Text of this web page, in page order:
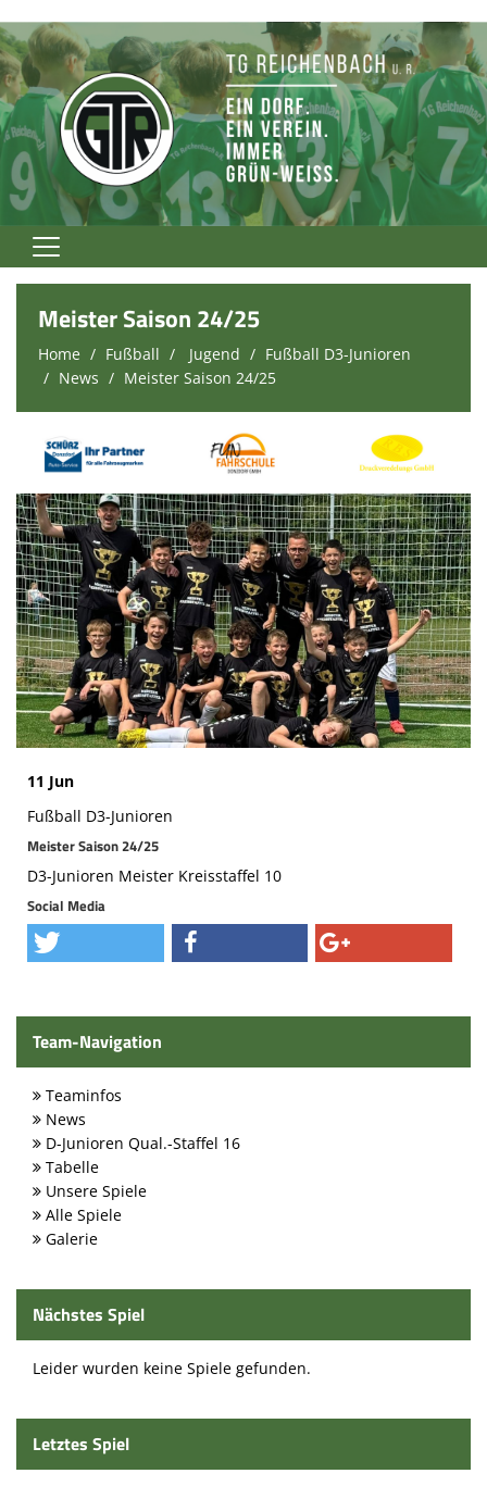
Home
TG Rockt!
Vereinsnews
Fußball
Volleyball
Tennis
Sport - Kids
Leichtathletik
Sport - Frauen
Sport - Mixed
Sport - Männer
Moschdschlozer
Sponsoren
Trainingszeiten
Kontaktformular
Meister Saison 24/25
Home Fußball Jugend
Fußball D3-Junioren
News
Meister Saison 24/25
11 Jun
Fußball D3-Junioren
Meister Saison 24/25
D3-Junioren Meister Kreisstaffel 10
Social Media
Team-Navigation
Teaminfos
News
D-Junioren Qual.-Staffel 16
Tabelle
Unsere Spiele
Alle Spiele
Galerie
Nächstes Spiel
Leider wurden keine Spiele gefunden.
Letztes Spiel